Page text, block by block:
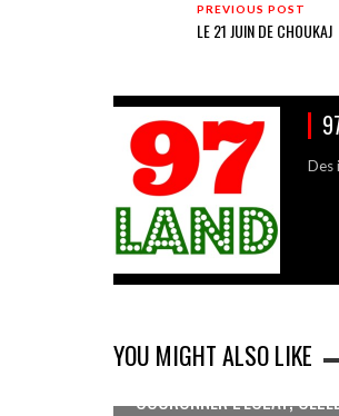
PREVIOUS POST
LE 21 JUIN DE CHOUKAJ
Des
YOU MIGHT ALSO LIKE
COURONNER L’ÉCLAT,